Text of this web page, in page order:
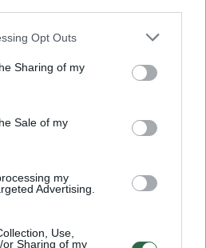
Opt Outs
Sharing of my
Sale of my
my
Advertising.
Use,
Sharing of my
00:01:39
degalinių automobilių eilės
00:00:32
prekybinis laivas: pirmiausia
už kurą nėra tinkama